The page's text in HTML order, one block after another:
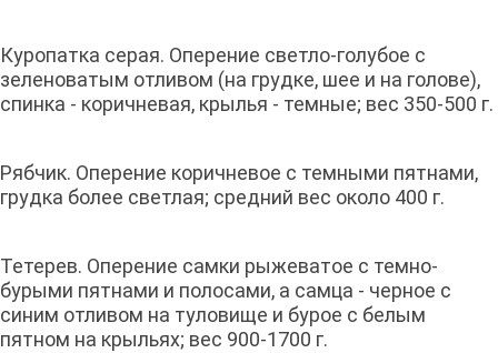
Куропатка серая. Оперение светло-голубое с
зеленоватым отливом (на грудке, шее и на голове),
спинка - коричневая, крылья - темные; вес 350-500 г.
Рябчик. Оперение коричневое с темными пятнами,
грудка более светлая; средний вес около 400 г.
Тетерев. Оперение самки рыжеватое с темно-
бурыми пятнами и полосами, а самца - черное с
синим отливом на туловище и бурое с белым
пятном на крыльях; вес 900-1700 г.